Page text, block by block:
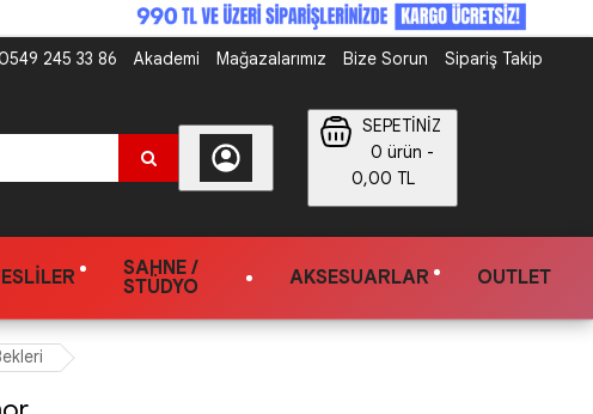
245 33 86 Akademi Mağazalarımız Bize Sorun Sipariş Takip
SEPETİNİZ
0 ürün -
0,00 TL
SAHNE /
STÜDYO
AKSESUARLAR OUTLET